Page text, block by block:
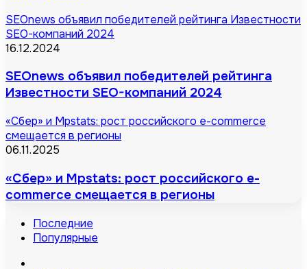
SEOnews объявил победителей рейтинга Известности
SEO-компаний 2024
16.12.2024
SEOnews объявил победителей рейтинга
Известности SEO-компаний 2024
«Сбер» и Mpstats: рост российского e-commerce
смещается в регионы
06.11.2025
«Сбер» и Mpstats: рост российского e-
commerce смещается в регионы
Последние
Популярные